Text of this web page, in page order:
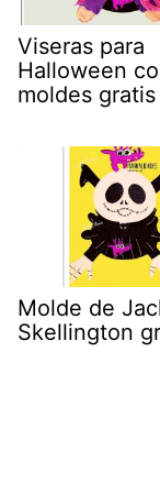
Viseras para
Halloween
moldes gratis
Molde de
Skellington